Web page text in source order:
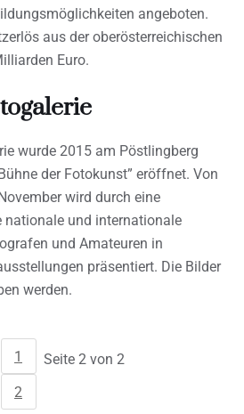
angeboten.
aus der oberösterreichischen
Euro.
wurde 2015 am Pöstlingberg
der Fotokunst” eröffnet. Von
wird durch eine
nationale und internationale
und Amateuren in
präsentiert. Die Bilder
werden.
1
2
Seite 2 von 2